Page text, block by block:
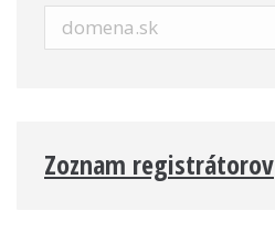
Zoznam registrátorov